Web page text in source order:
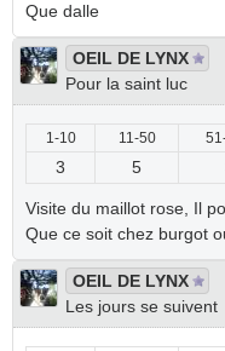
Que dalle
OEIL DE LYNX
Pour la saint luc
1-10 11-50
3 5
Visite du maillot rose, Il
Que ce soit chez burgot
OEIL DE LYNX
Les jours se suivent